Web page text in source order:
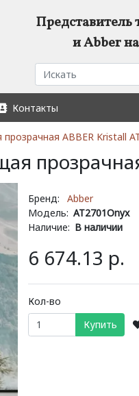
Представитель
и Abber
Контакты
ABBER Kristall
Бренд:
Abber
Модель: AT2701Onyx
Наличие: В наличии
6 674.13 р.
Кол-во
Купить